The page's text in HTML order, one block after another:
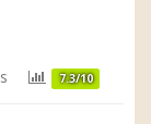
7.3/10